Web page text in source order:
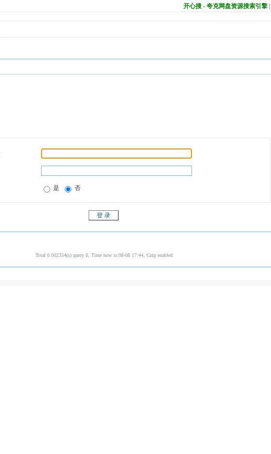
开心搜 - 夸克网盘资源搜索引擎
是 否
Total 0.002354(s) query 0, Time now is:08-08 17:44, Gzip enabled